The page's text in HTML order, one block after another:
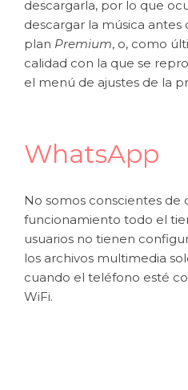
descargarla, por lo que
descargar la música antes
plan Premium, o, como
calidad con la que se
el menú de ajustes de la
WhatsApp
No somos conscientes de
funcionamiento todo el
usuarios no tienen
los archivos multimedia
cuando el teléfono esté
WiFi.